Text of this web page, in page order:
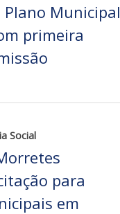
Municipal
primeira
Social
para
em